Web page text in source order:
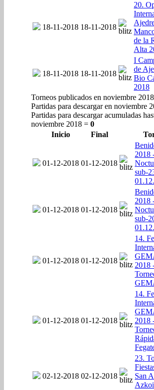
18-11-2018 18-11-2018
20.
de la
Alta
18-11-2018 18-11-2018
I
de
Bio
2018
Torneos publicados en noviembre
Partidas para descargar en noviembre
Partidas para descargar acumuladas
noviembre 2018 = 0
Inicio
Final
01-12-2018 01-12-2018
2018
sub-
01-12-2018 01-12-2018
2018
sub-
01-12-2018 01-12-2018
14.
2018
01-12-2018 01-12-2018
14.
2018
02-12-2018 02-12-2018
23.
San